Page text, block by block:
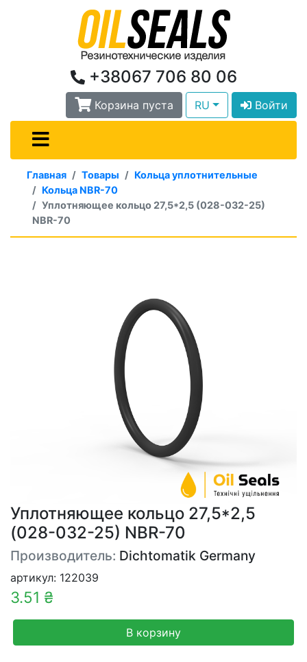
+38067 706 80 06
Корзина пуста RU Войти
Главная Товары
Кольца уплотнительные
Кольца NBR-70
Уплотняющее кольцо 27,5*2,5 (028-032-25)
NBR-70
Уплотняющее кольцо 27,5*2,5
(028-032-25) NBR-70
Производитель: Dichtomatik Germany
артикул: 122039
3.51 ₴
В корзину